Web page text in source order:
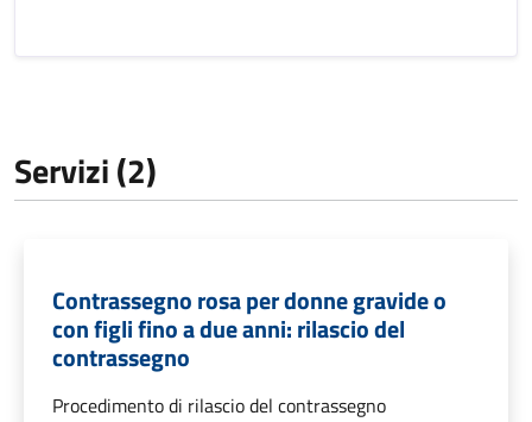
Servizi (2)
Contrassegno rosa per donne gravide o
con figli fino a due anni: rilascio del
contrassegno
Procedimento di rilascio del contrassegno